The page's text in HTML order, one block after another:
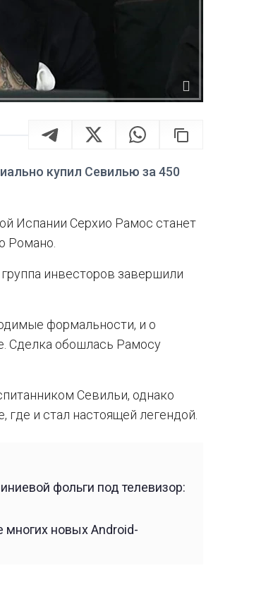
купил Севилью за 450
Испании Серхио Рамос станет
Романо.
инвесторов завершили
формальности, и о
Сделка обошлась Рамосу
Севильи, однако
и стал настоящей легендой.
фольги под телевизор:
многих новых Android-